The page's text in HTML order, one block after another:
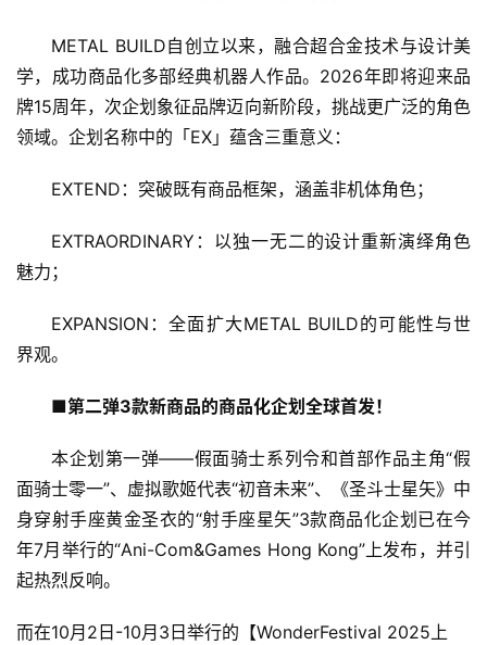
METAL BUILD自创立以来，融合超合金技术与设计美
学，成功商品化多部经典机器人作品。 2026年即将迎来品
牌15周年，次企划象征品牌迈向新阶段，挑战更广泛的角色
领域。企划名称中的「EX」蕴含三重意义：
EXTEND：突破既有商品框架，涵盖非机体角色；
EXTRAORDINARY：以独一无二的设计重新演绎角色
魅力；
EXPANSION：全面扩大METAL BUILD的可能性与世
界观。
■第二弹3款新商品的商品化企划全球首发！
本企划 第一弹——假面骑士系列令和首部作品主角“假
面骑士零一”、 虚拟歌姬代表“初音未来”、
《圣斗士星矢》中
身穿射手座黄金圣衣的“射手座星矢”3款商品化企划已在今
年7月 举行的“Ani-Com&Games Hong Kong”上发布，并引
起热烈反响。
而在10月2日-10月3日举行的【WonderFestival 2025上